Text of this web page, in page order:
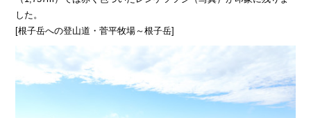
した。
[根子岳への登山道・菅平牧場～根子岳]